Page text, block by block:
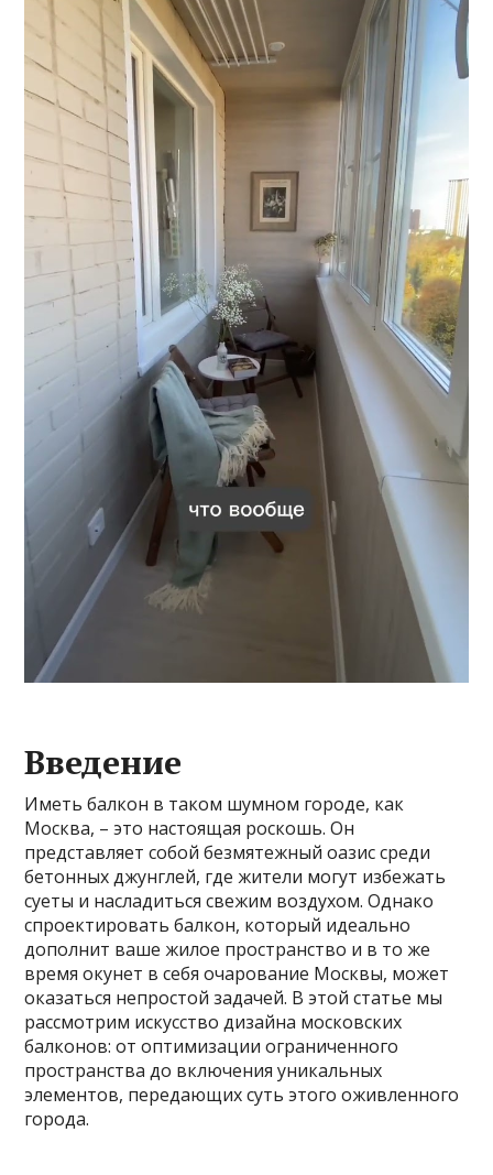
Введение
Иметь балкон в таком шумном городе, как
Москва, – это настоящая роскошь. Он
представляет собой безмятежный оазис среди
бетонных джунглей, где жители могут избежать
суеты и насладиться свежим воздухом. Однако
спроектировать балкон, который идеально
дополнит ваше жилое пространство и в то же
время окунет в себя очарование Москвы, может
оказаться непростой задачей. В этой статье мы
рассмотрим искусство дизайна московских
балконов: от оптимизации ограниченного
пространства до включения уникальных
элементов, передающих суть этого оживленного
города.